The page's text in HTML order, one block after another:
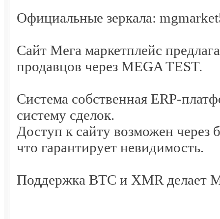
Официальные зеркала:
Сайт Мега маркетплейс
продавцов через MEGA TEST.
Система собственная ERP-
систему сделок.
Доступ к сайту возможен через
что гарантирует невидимость.
Поддержка BTC и XMR делает